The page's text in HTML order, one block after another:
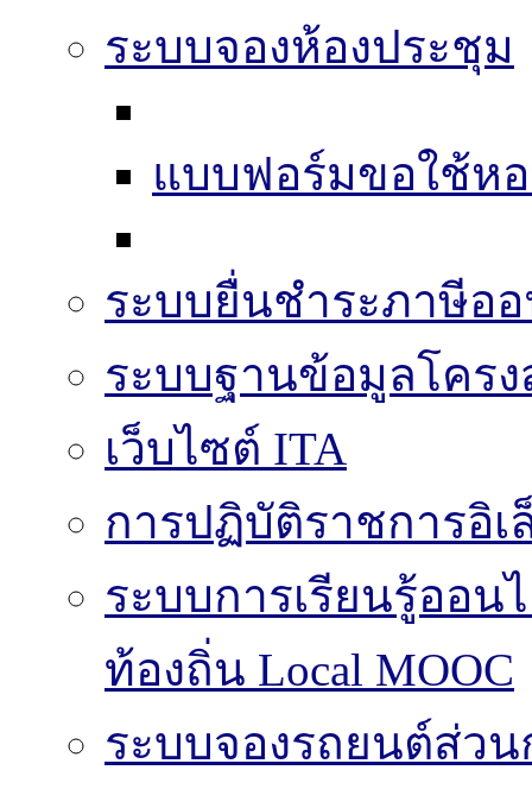
ระบบจองห้องประชุม
แบบฟอร์มขอใช้ห
ระบบยื่นชำระภาษีอ
ระบบฐานข้อมูลโคร
เว็บไซต์ ITA
การปฏิบัติราชการอิ
ระบบการเรียนรู้ออน
ท้องถิ่น Local MOOC
ระบบจองรถยนต์ส่วน